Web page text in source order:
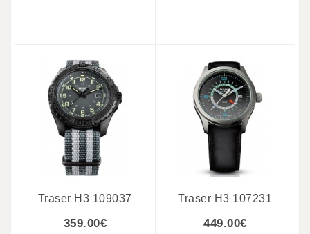
Traser H3 109037
359.00€
Traser H3 107231
449.00€